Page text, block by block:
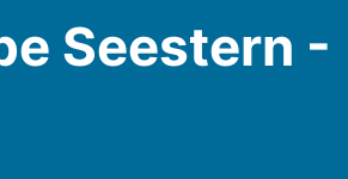
Seestern -